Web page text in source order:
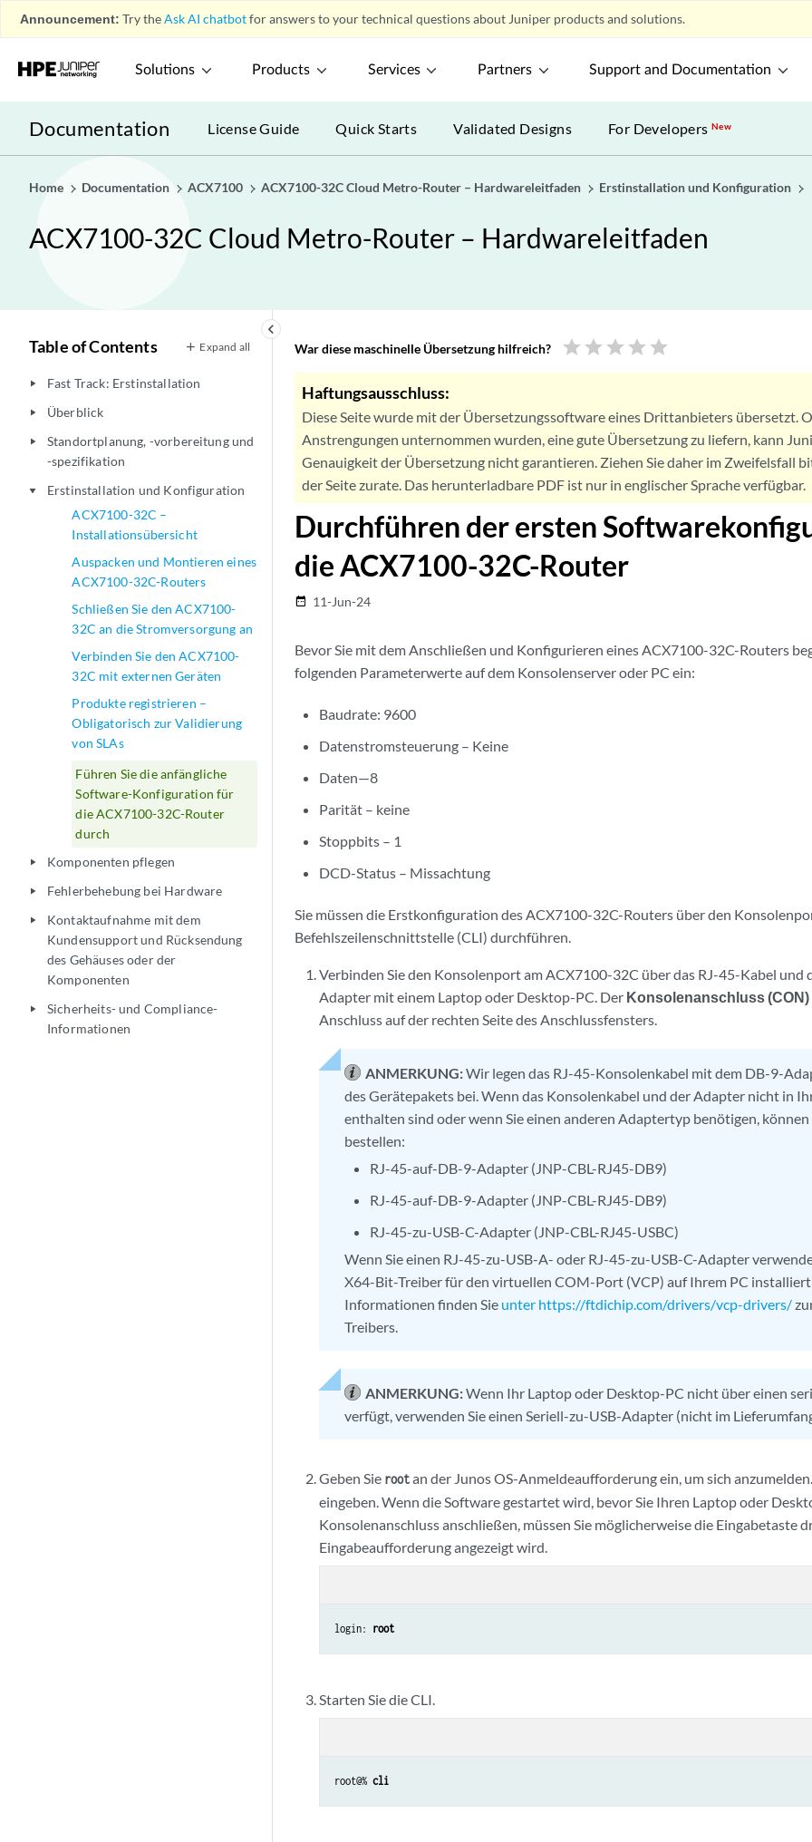
Announcement: Try theAsk AI chatbotfor answers to your technical questions about Juniper products and solutions.
Solutions Products Services Partners Support and Documentation
Documentation License Guide Quick Starts Validated Designs For DevelopersNew
Home Documentation ACX7100 ACX7100-32C Cloud Metro-Router – Hardwareleitfaden Erstinstallation und Konfiguration
ACX7100-32C Cloud Metro-Router – Hardwareleitfaden
keyboard_arrow_left
Table of Contents Expand all
play_arrow Fast Track: Erstinstallation
play_arrow Überblick
play_arrow
Standortplanung, -vorbereitung und
-spezifikation
play_arrow
Erstinstallation und Konfiguration
ACX7100-32C –
Installationsübersicht
Auspacken und Montieren eines
ACX7100-32C-Routers
Schließen Sie den ACX7100-
32C an die Stromversorgung an
Verbinden Sie den ACX7100-
32C mit externen Geräten
Produkte registrieren –
Obligatorisch zur Validierung
von SLAs
Führen Sie die anfängliche
Software-Konfiguration für
die ACX7100-32C-Router
durch
play_arrow Komponenten pflegen
play_arrow Fehlerbehebung bei Hardware
play_arrow
Kontaktaufnahme mit dem
Kundensupport und Rücksendung
des Gehäuses oder der
Komponenten
play_arrow
Sicherheits- und Compliance-
Informationen
War diese maschinelle Übersetzung hilfreich? star star star star star
Haftungsausschluss:
Diese Seite wurde mit der Übersetzungssoftware eines Drittanbieters übersetzt.
Anstrengungen unternommen wurden, eine gute Übersetzung zu liefern, kann
Genauigkeit der Übersetzung nicht garantieren. Ziehen Sie daher im Zweifelsfall
der Seite zurate. Das herunterladbare PDF ist nur in englischer Sprache verfügbar.
Durchführen der ersten
die ACX7100-32C-Router
date_range 11-Jun-24
Bevor Sie mit dem Anschließen und Konfigurieren eines ACX7100-32C-Routers
folgenden Parameterwerte auf dem Konsolenserver oder PC ein:
Baudrate: 9600
Datenstromsteuerung – Keine
Daten—8
Parität – keine
Stoppbits – 1
DCD-Status – Missachtung
Sie müssen die Erstkonfiguration des ACX7100-32C-Routers über den
Befehlszeilenschnittstelle (CLI) durchführen.
Verbinden Sie den Konsolenport am ACX7100-32C über das RJ-45-Kabel und
Adapter mit einem Laptop oder Desktop-PC. Der Konsolenanschluss (CON)
Anschluss auf der rechten Seite des Anschlussfensters.
ANMERKUNG:Wir legen das RJ-45-Konsolenkabel mit dem DB-9-
des Gerätepakets bei. Wenn das Konsolenkabel und der Adapter nicht in
enthalten sind oder wenn Sie einen anderen Adaptertyp benötigen, können
bestellen:
RJ-45-auf-DB-9-Adapter (JNP-CBL-RJ45-DB9)
RJ-45-auf-DB-9-Adapter (JNP-CBL-RJ45-DB9)
RJ-45-zu-USB-C-Adapter (JNP-CBL-RJ45-USBC)
Wenn Sie einen RJ-45-zu-USB-A- oder RJ-45-zu-USB-C-Adapter
X64-Bit-Treiber für den virtuellen COM-Port (VCP) auf Ihrem PC
Informationen finden Sie unter https://ftdichip.com/drivers/vcp-drivers/
Treibers.
ANMERKUNG:Wenn Ihr Laptop oder Desktop-PC nicht über einen
verfügt, verwenden Sie einen Seriell-zu-USB-Adapter (nicht im
Geben Sie rootan der Junos OS-Anmeldeaufforderung ein, um sich
eingeben. Wenn die Software gestartet wird, bevor Sie Ihren Laptop oder
Konsolenanschluss anschließen, müssen Sie möglicherweise die Eingabetaste
Eingabeaufforderung angezeigt wird.
login: root
Starten Sie die CLI.
root@% cli